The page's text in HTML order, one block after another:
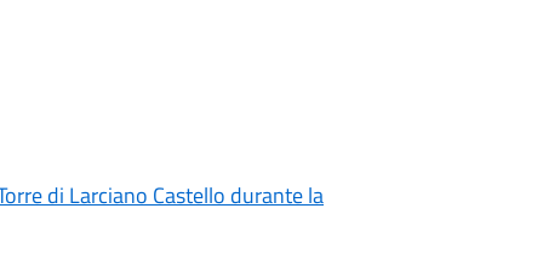
di Larciano Castello durante la